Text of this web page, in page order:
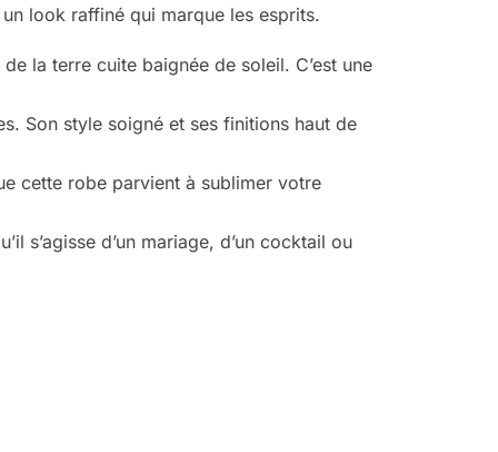
look raffiné qui marque les esprits.
la terre cuite baignée de soleil. C’est une
Son style soigné et ses finitions haut de
cette robe parvient à sublimer votre
s’agisse d’un mariage, d’un cocktail ou